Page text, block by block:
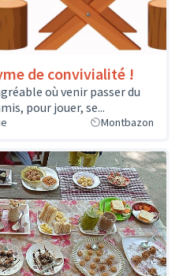
de convivialité !
où venir passer du
pour jouer, se...
Montbazon